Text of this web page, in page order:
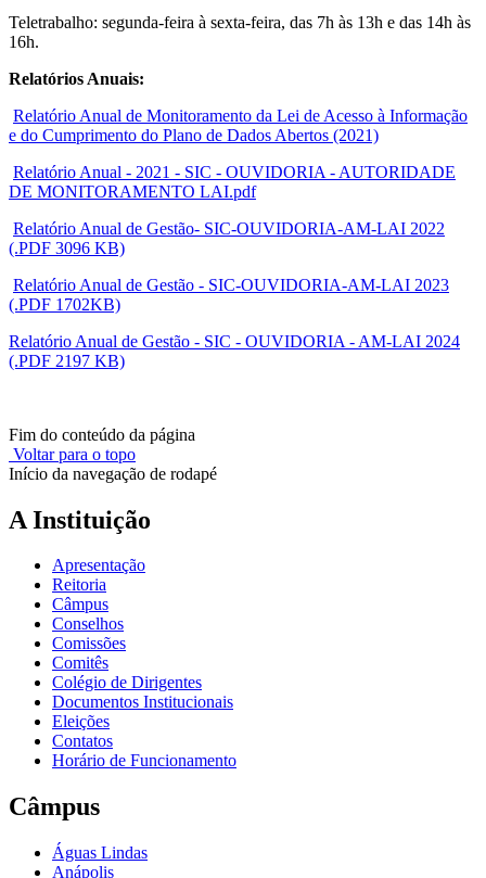
Teletrabalho: segunda-feira à sexta-feira, das 7h às 13h e das 14h às
16h.
Relatórios Anuais:
Relatório Anual de Monitoramento da Lei de Acesso à Informação
e do Cumprimento do Plano de Dados Abertos (2021)
Relatório Anual - 2021 - SIC - OUVIDORIA - AUTORIDADE
DE MONITORAMENTO LAI.pdf
Relatório Anual de Gestão- SIC-OUVIDORIA-AM-LAI 2022
(.PDF 3096 KB)
Relatório Anual de Gestão - SIC-OUVIDORIA-AM-LAI 2023
(.PDF 1702KB)
Relatório Anual de Gestão - SIC - OUVIDORIA - AM-LAI 2024
(.PDF 2197 KB)
Fim do conteúdo da página
Voltar para o topo
Início da navegação de rodapé
A Instituição
Apresentação
Reitoria
Câmpus
Conselhos
Comissões
Comitês
Colégio de Dirigentes
Documentos Institucionais
Eleições
Contatos
Horário de Funcionamento
Câmpus
Águas Lindas
Anápolis